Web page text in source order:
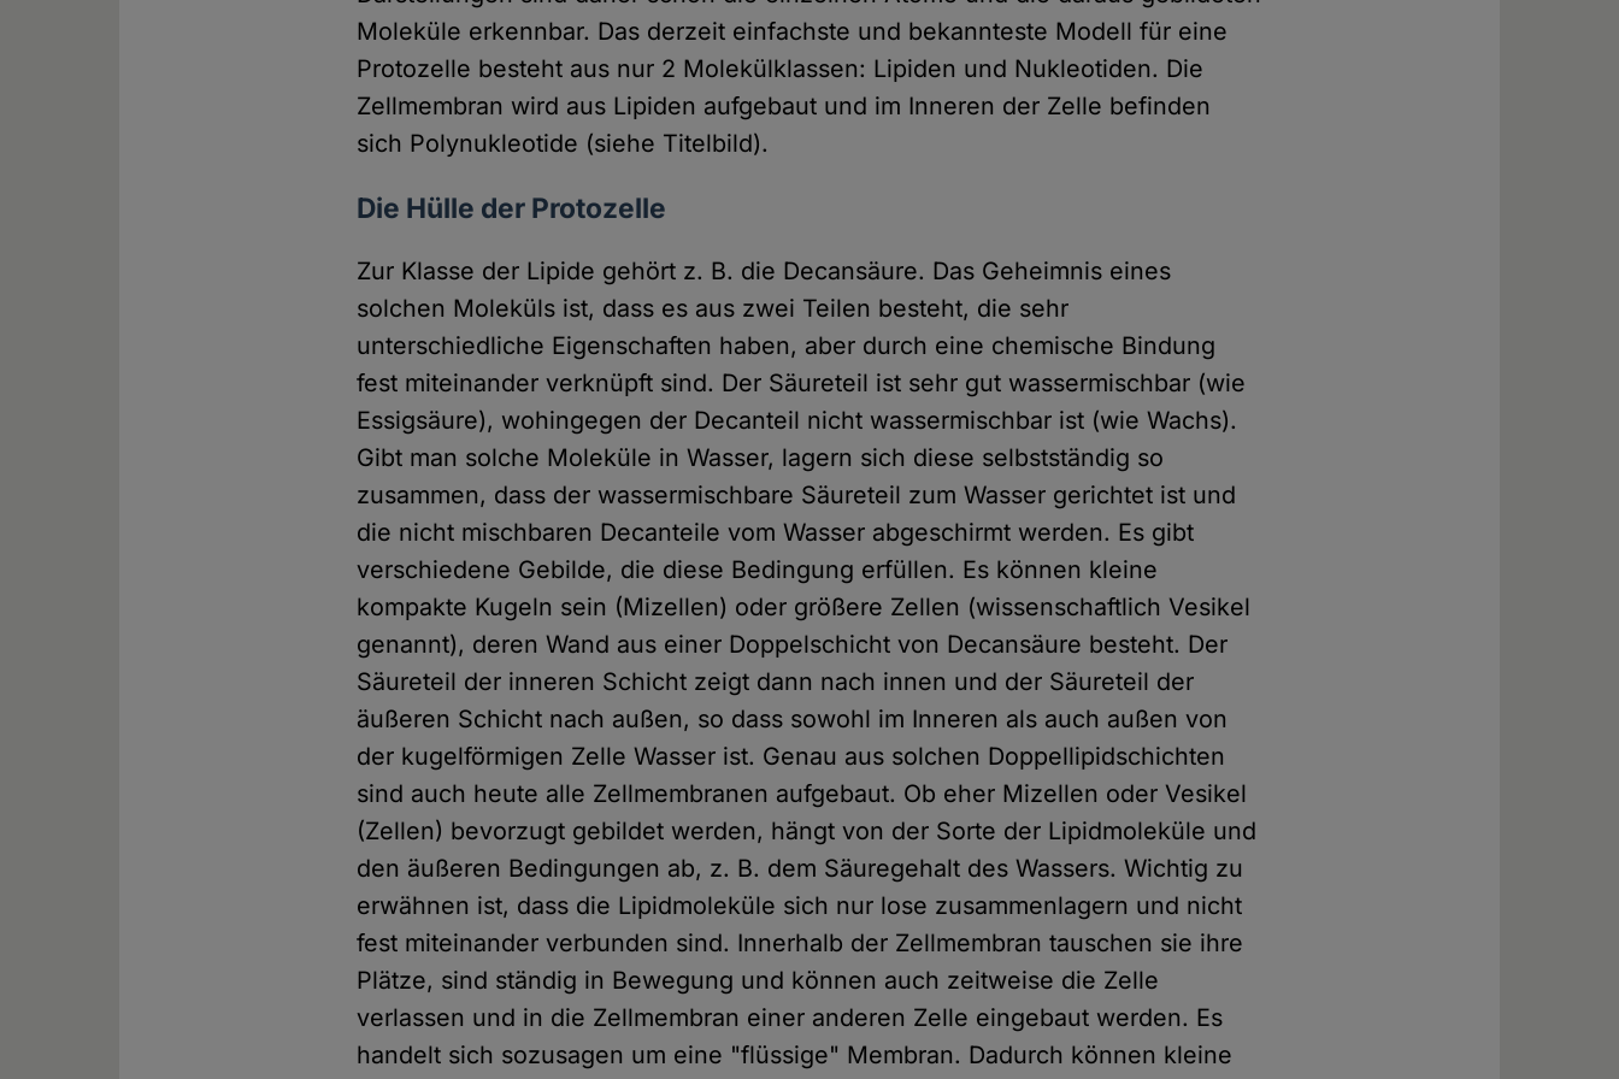
Moleküle erkennbar. Das derzeit einfachste und bekannteste Modell für eine
Protozelle besteht aus nur 2 Molekülklassen: Lipiden und Nukleotiden. Die
Zellmembran wird aus Lipiden aufgebaut und im Inneren der Zelle befinden
sich Polynukleotide (siehe Titelbild).
Die Hülle der Protozelle
Zur Klasse der Lipide gehört z. B. die Decansäure. Das Geheimnis eines
solchen Moleküls ist, dass es aus zwei Teilen besteht, die sehr
unterschiedliche Eigenschaften haben, aber durch eine chemische Bindung
fest miteinander verknüpft sind. Der Säureteil ist sehr gut wassermischbar (wie
Essigsäure), wohingegen der Decanteil nicht wassermischbar ist (wie Wachs).
Gibt man solche Moleküle in Wasser, lagern sich diese selbstständig so
zusammen, dass der wassermischbare Säureteil zum Wasser gerichtet ist und
die nicht mischbaren Decanteile vom Wasser abgeschirmt werden. Es gibt
verschiedene Gebilde, die diese Bedingung erfüllen. Es können kleine
kompakte Kugeln sein (Mizellen) oder größere Zellen (wissenschaftlich Vesikel
genannt), deren Wand aus einer Doppelschicht von Decansäure besteht. Der
Säureteil der inneren Schicht zeigt dann nach innen und der Säureteil der
äußeren Schicht nach außen, so dass sowohl im Inneren als auch außen von
der kugelförmigen Zelle Wasser ist. Genau aus solchen Doppellipidschichten
sind auch heute alle Zellmembranen aufgebaut. Ob eher Mizellen oder Vesikel
(Zellen) bevorzugt gebildet werden, hängt von der Sorte der Lipidmoleküle und
den äußeren Bedingungen ab, z. B. dem Säuregehalt des Wassers. Wichtig zu
erwähnen ist, dass die Lipidmoleküle sich nur lose zusammenlagern und nicht
fest miteinander verbunden sind. Innerhalb der Zellmembran tauschen sie ihre
Plätze, sind ständig in Bewegung und können auch zeitweise die Zelle
verlassen und in die Zellmembran einer anderen Zelle eingebaut werden. Es
handelt sich sozusagen um eine "flüssige" Membran. Dadurch können kleine